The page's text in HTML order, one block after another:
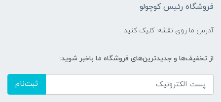
فروشگاه رئیس کوچولو
آدرس ما روی نقشه: کلیک کنید
از تخفیف‌ها و جدیدترین‌های فروشگاه ما باخبر شوید:
ثبت‌نام